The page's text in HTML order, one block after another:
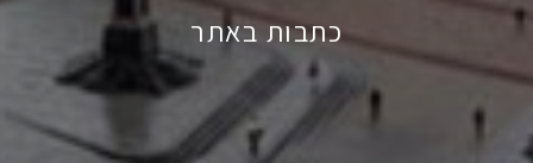
כתבות באתר